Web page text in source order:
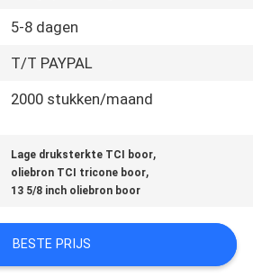
5-8 dagen
T/T PAYPAL
2000 stukken/maand
Lage druksterkte TCI boor,
oliebron TCI tricone boor,
13 5/8 inch oliebron boor
BESTE PRIJS